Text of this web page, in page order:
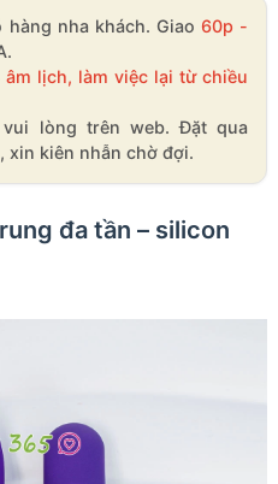
hàng nha khách. Giao 60p -
lịch, làm việc lại từ chiều
lòng trên web. Đặt qua
, xin kiên nhẫn chờ đợi.
đa tần – silicon